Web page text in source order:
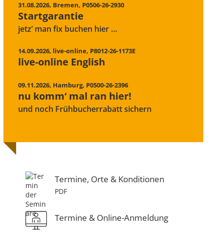
31.08.2026, Bremen, P0506-26-2930
Startgarantie
jetz‘ man fix buchen hier …
14.09.2026, live-online, P8012-26-1173E
live-online English
09.11.2026, Hamburg, P0500-26-2396
nu komm‘ mal ran hier!
und noch Frühbucherrabatt sichern
Termine, Orte & Konditionen
PDF
Termine & Online-Anmeldung